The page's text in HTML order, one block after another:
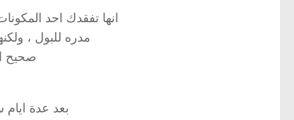
انها تفقدك احد
مدره للبول ،
صحيح
بعد عدة ايام